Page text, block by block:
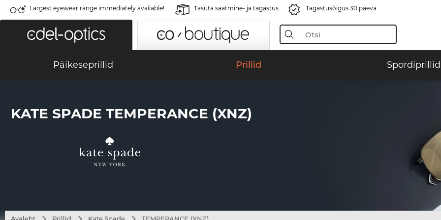
Largest eyewear range immediately available! Tasuta saatmine- ja tagastus Tagastusõigus 30 päeva
Päikeseprillid Prillid Spordiprillid
KATE SPADE TEMPERANCE (XNZ)